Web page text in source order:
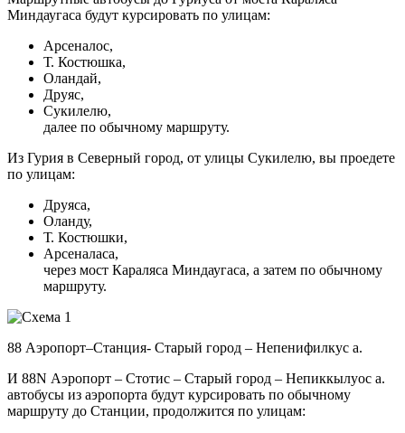
Миндаугаса будут курсировать по улицам:
Арсеналос,
Т. Костюшка,
Оландай,
Друяс,
Сукилелю,
далее по обычному маршруту.
Из Гурия в Северный город, от улицы Сукилелю, вы проедете
по улицам:
Друяса,
Оланду,
Т. Костюшки,
Арсеналаса,
через мост Караляса Миндаугаса, а затем по обычному
маршруту.
88 Аэропорт–Станция- Старый город – Непенифилкус а.
И 88N Аэропорт – Стотис – Старый город – Непиккылуос а.
автобусы из аэропорта будут курсировать по обычному
маршруту до Станции, продолжится по улицам: